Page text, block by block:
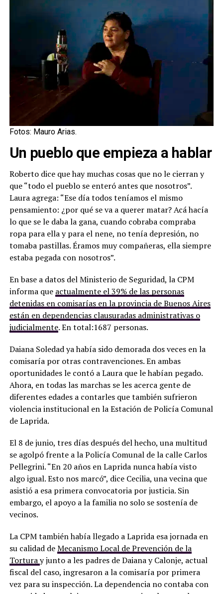
Fotos: Mauro Arias.
Un pueblo que empieza a hablar
Roberto dice que hay muchas cosas que no le cierran y
que “todo el pueblo se enteró antes que nosotros”.
Laura agrega: “Ese día todos teníamos el mismo
pensamiento: ¿por qué se va a querer matar? Acá hacía
lo que se le daba la gana, cuando cobraba compraba
ropa para ella y para el nene, no tenía depresión, no
tomaba pastillas. Éramos muy compañeras, ella siempre
estaba pegada con nosotros”.
En base a datos del Ministerio de Seguridad, la CPM
informa que actualmente el 39% de las personas
detenidas en comisarías en la provincia de Buenos Aires
están en dependencias clausuradas administrativas o
judicialmente. En total:1687 personas.
Daiana Soledad ya había sido demorada dos veces en la
comisaría por otras contravenciones. En ambas
oportunidades le contó a Laura que le habían pegado.
Ahora, en todas las marchas se les acerca gente de
diferentes edades a contarles que también sufrieron
violencia institucional en la Estación de Policía Comunal
de Laprida.
El 8 de junio, tres días después del hecho, una multitud
se agolpó frente a la Policía Comunal de la calle Carlos
Pellegrini. “En 20 años en Laprida nunca había visto
algo igual. Esto nos marcó”, dice Cecilia, una vecina que
asistió a esa primera convocatoria por justicia. Sin
embargo, el apoyo a la familia no solo se sostenía de
vecinos.
La CPM también había llegado a Laprida esa jornada en
su calidad deMecanismo Local de Prevención de la
Torturay junto a les padres de Daiana y Calonje, actual
fiscal del caso, ingresaron a la comisaría por primera
vez para su inspección. La dependencia no contaba con